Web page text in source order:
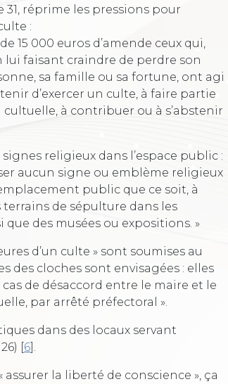
31, réprime les pressions pour
:
15 000 euros d’amende ceux qui,
faisant craindre de perdre son
sa famille ou sa fortune, ont agi
d’exercer un culte, à faire partie
à contribuer ou à s’abstenir
religieux dans l’espace public :
aucun signe ou emblème religieux
public que ce soit, à
terrains de sépulture dans les
des musées ou expositions. »
d’un culte » sont soumises au
des cloches sont envisagées : elles
de désaccord entre le maire et le
par arrêté préfectoral ».
dans des locaux servant
[6] .
la liberté de conscience », ça